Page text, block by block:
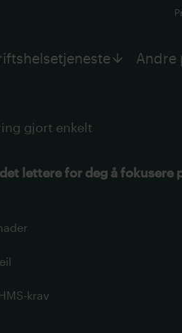
Andre
gjort enkelt
lettere for deg å fokusere
krav